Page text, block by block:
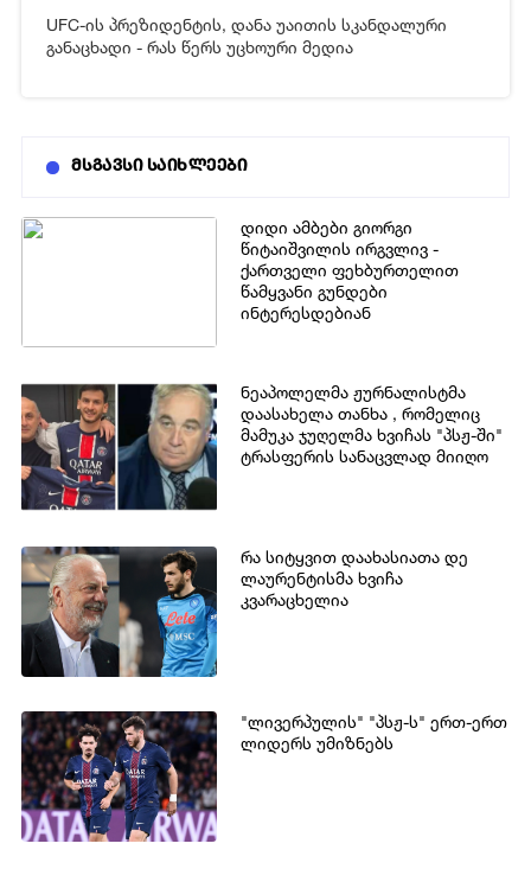
[xfgiven_video2][/xfgiven_video2]
UFC-ის პრეზიდენტის, დანა უაითის სკანდალური
განაცხადი - რას წერს უცხოური მედია
მსგავსი საიხლეები
დიდი ამბები გიორგი
წიტაიშვილის ირგვლივ -
ქართველი ფეხბურთელით
წამყვანი გუნდები
ინტერესდებიან
ნეაპოლელმა ჟურნალისტმა
დაასახელა თანხა , რომელიც
მამუკა ჯუღელმა ხვიჩას "პსჟ-ში"
ტრასფერის სანაცვლად მიიღო
რა სიტყვით დაახასიათა დე
ლაურენტისმა ხვიჩა
კვარაცხელია
"ლივერპულის" "პსჟ-ს" ერთ-ერთ
ლიდერს უმიზნებს